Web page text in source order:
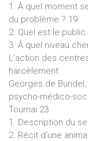
1. À quel moment
du problème ? 19
2. Quel est le public
3. À quel niveau
L’action des
harcèlement
Georges de
psycho-médico-
Tournai 23
1. Description du
2. Récit d’une